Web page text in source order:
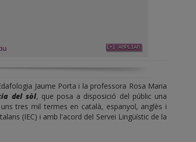
Jaume Porta i la professora Rosa Maria
del sòl, que posa a disposició del públic una
tres mil termes en català, espanyol, anglès i
(IEC) i amb l'acord del Servei Lingüístic de la